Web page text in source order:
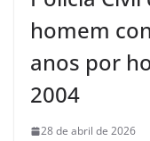
homem
anos por
2004
28 de abril de 2026